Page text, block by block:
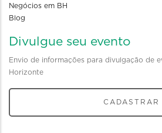
Negócios em BH
Blog
Divulgue seu evento
Envio de informações para divulgação de
Horizonte
CADASTRAR